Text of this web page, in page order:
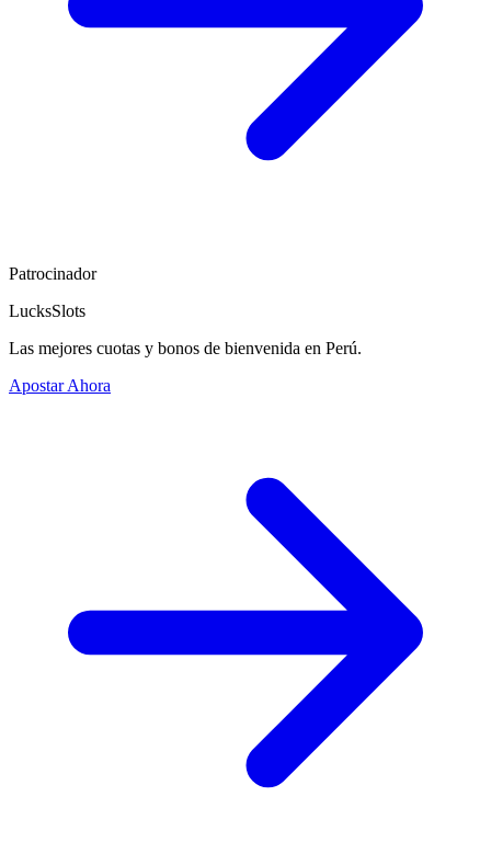
Patrocinador
LucksSlots
Las mejores cuotas y bonos de bienvenida en Perú.
Apostar Ahora